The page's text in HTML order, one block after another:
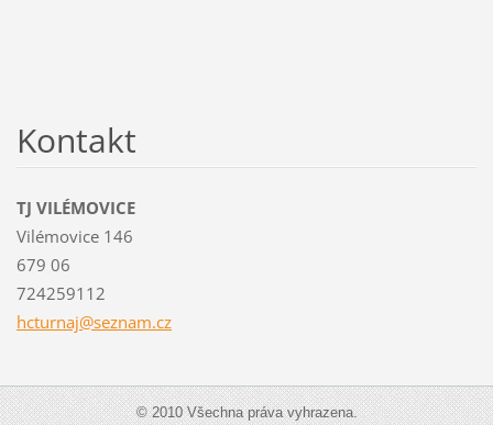
Kontakt
TJ VILÉMOVICE
Vilémovice 146
679 06
724259112
hcturnaj@seznam.cz
© 2010 Všechna práva vyhrazena.